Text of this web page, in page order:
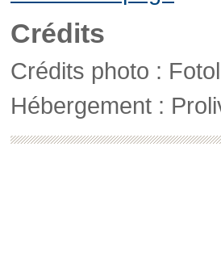
Crédits
Crédits photo :
Hébergement :